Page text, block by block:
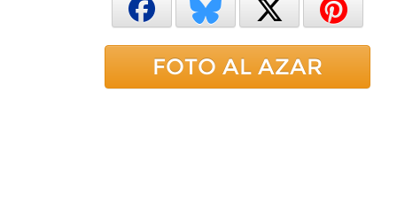
FOTO AL AZAR